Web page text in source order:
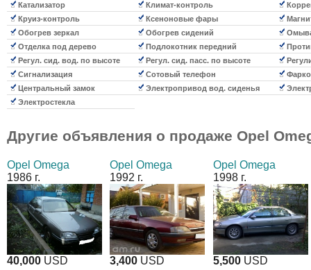
Катализатор
Климат-контроль
Круиз-контроль
Ксеноновые фары
Обогрев зеркал
Обогрев сидений
Отделка под дерево
Подлокотник передний
Регул. сид. вод. по высоте
Регул. сид. пасс. по высоте
Сигнализация
Сотовый телефон
Центральный замок
Электропривод вод. сиденья
Электростекла
Другие объявления о продаже Opel
Opel Omega
1986 г.
40,000 USD
Opel Omega
1992 г.
3,400 USD
Opel Omega
1998 г.
5,500 USD